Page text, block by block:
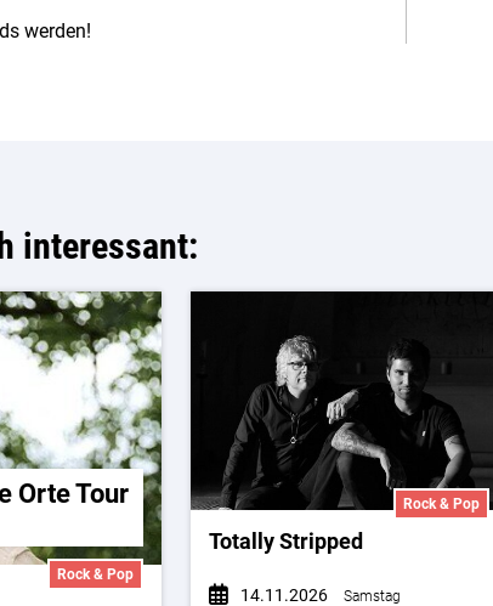
werden!
interessant:
Rock & Pop
Orte Tour
Rock & Pop
Totally Stripped
14.11.2026 Samstag